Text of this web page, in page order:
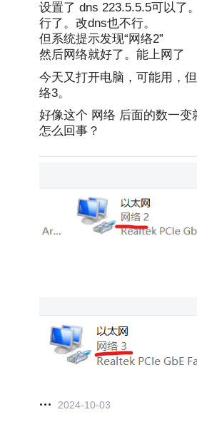
设置了 dns 223.5.5.5可以了
行了。改dns也不行。
但系统提示发现“网络2”
然后网络就好了。能上网了
今天又打开电脑，可能用，
络3。
好像这个 网络 后面的数一变
怎么回事？
2024-10-03